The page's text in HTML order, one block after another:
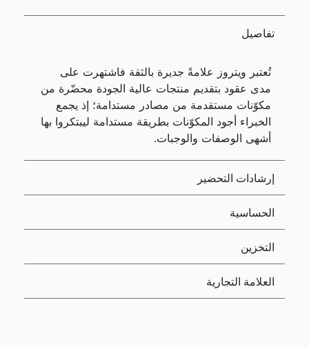
تفاصيل
تُعتبر ويتروز علامةً جديرة بالثقة فاشتهرت على
مدى عقود بتقديم منتجات عالية الجودة محضّرة من
مكوّنات مستقدمة من مصادر مستدامة؛ إذ يجمع
الخبراء أجود المكوّنات بطريقة مستدامة ليبتكروا بها
أشهى الوصفات والوجبات.
إرشادات التحضير
الحساسية
التخزين
العلامة التجارية